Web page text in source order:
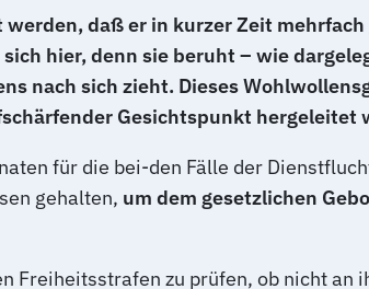
daß er in kurzer Zeit
hier, denn sie beruht – wie
nach sich zieht. Dieses
Gesichtspunkt hergeleitet
für die bei-den Fälle der
gehalten, um dem gesetzlichen
Freiheitsstrafen zu prüfen, ob nicht